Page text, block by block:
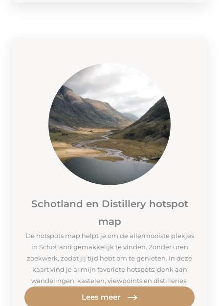
Schotland en Distillery hotspot
map
De hotspots map helpt je om de allermooiste plekjes
in Schotland gemakkelijk te vinden. Zonder uren
zoekwerk, zodat jij tijd hebt om te genieten. In deze
kaart vind je al mijn favoriete hotspots: denk aan
wandelingen, kastelen, viewpoints en distilleries.
Lees meer